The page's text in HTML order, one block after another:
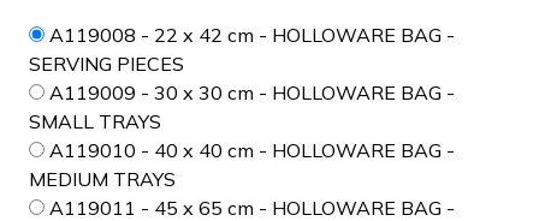
A119008 - 22 x 42 cm - HOLLOWARE BAG -
SERVING PIECES
A119009 - 30 x 30 cm - HOLLOWARE BAG -
SMALL TRAYS
A119010 - 40 x 40 cm - HOLLOWARE BAG -
MEDIUM TRAYS
A119011 - 45 x 65 cm - HOLLOWARE BAG -